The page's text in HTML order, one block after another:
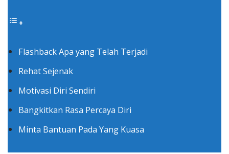
Flashback Apa yang Telah Terjadi
Rehat Sejenak
Motivasi Diri Sendiri
Bangkitkan Rasa Percaya Diri
Minta Bantuan Pada Yang Kuasa